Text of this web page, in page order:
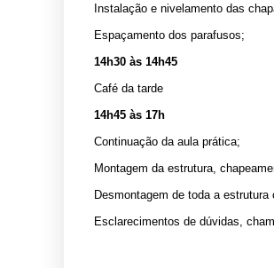
Instalação e nivelamento das
Espaçamento dos parafusos;
14h30 às 14h45
Café da tarde
14h45 às 17h
Continuação da aula prática;
Montagem da estrutura,
Desmontagem de toda a
Esclarecimentos de dúvidas,